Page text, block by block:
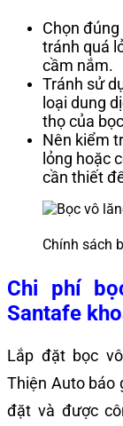
Chọn
tránh quá
cầm nắm.
Tránh sử
loại dung
thọ của
Nên kiểm
lỏng hoặc
cần thiết
Chính sách
Chi phí
Santafe
Lắp đặt bọc
Thiện Auto báo
đặt và được